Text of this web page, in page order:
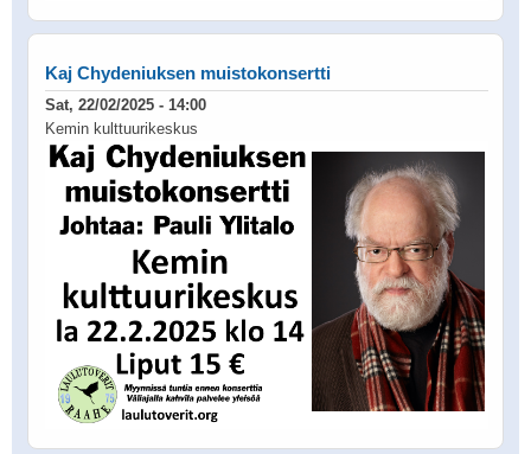
Kaj Chydeniuksen muistokonsertti
Sat, 22/02/2025 - 14:00
Kemin kulttuurikeskus